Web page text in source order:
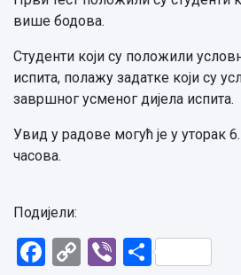
више бодова.
Студенти који су положили
испита, полажу задатке који су
завршног усменог дијела испита.
Увид у радове могућ је у уторак
часова.
Подијели:
Facebook
CopyViberShare